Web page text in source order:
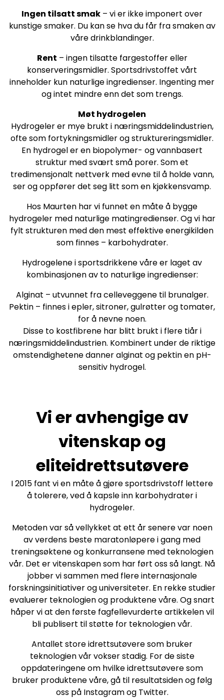
Ingen tilsatt smak – vi er ikke imponert over
kunstige smaker. Du kan se hva du får fra smaken av
våre drinkblandinger.
Rent – ​​ingen tilsatte fargestoffer eller
konserveringsmidler. Sportsdrivstoffet vårt
inneholder kun naturlige ingredienser. Ingenting mer
og intet mindre enn det som trengs.
Møt hydrogelen
Hydrogeler er mye brukt i næringsmiddelindustrien,
ofte som fortykningsmidler og struktureringsmidler.
En hydrogel er en biopolymer- og vannbasert
struktur med svært små porer. Som et
tredimensjonalt nettverk med evne til å holde vann,
ser og oppfører det seg litt som en kjøkkensvamp.
Hos Maurten har vi funnet en måte å bygge
hydrogeler med naturlige matingredienser. Og vi har
fylt strukturen med den mest effektive energikilden
som finnes – karbohydrater.
Hydrogelene i sportsdrikkene våre er laget av
kombinasjonen av to naturlige ingredienser:
Alginat – utvunnet fra celleveggene til brunalger.
Pektin – finnes i epler, sitroner, gulrøtter og tomater,
for å nevne noen.
Disse to kostfibrene har blitt brukt i flere tiår i
næringsmiddelindustrien. Kombinert under de riktige
omstendighetene danner alginat og pektin en pH-
sensitiv hydrogel.
Vi er avhengige av
vitenskap og
eliteidrettsutøvere
I 2015 fant vi en måte å gjøre sportsdrivstoff lettere
å tolerere, ved å kapsle inn karbohydrater i
hydrogeler.
Metoden var så vellykket at ett år senere var noen
av verdens beste maratonløpere i gang med
treningsøktene og konkurransene med teknologien
vår. Det er vitenskapen som har ført oss så langt. Nå
jobber vi sammen med flere internasjonale
forskningsinitiativer og universiteter. En rekke studier
evaluerer teknologien og produktene våre. Og snart
håper vi at den første fagfellevurderte artikkelen vil
bli publisert til støtte for teknologien vår.
Antallet store idrettsutøvere som bruker
teknologien vår vokser stadig. For de siste
oppdateringene om hvilke idrettsutøvere som
bruker produktene våre, gå til resultatsiden og følg
oss på Instagram og Twitter.